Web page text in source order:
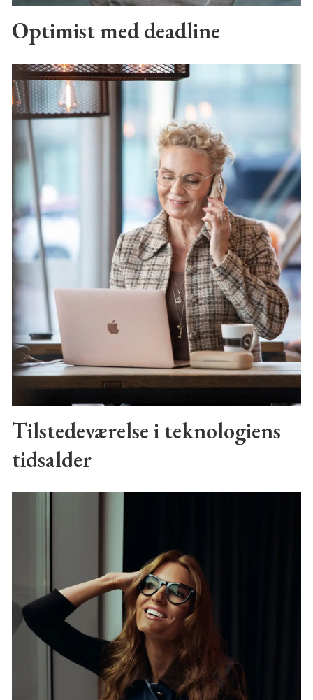
Optimist med deadline
Tilstedeværelse i teknologiens
tidsalder